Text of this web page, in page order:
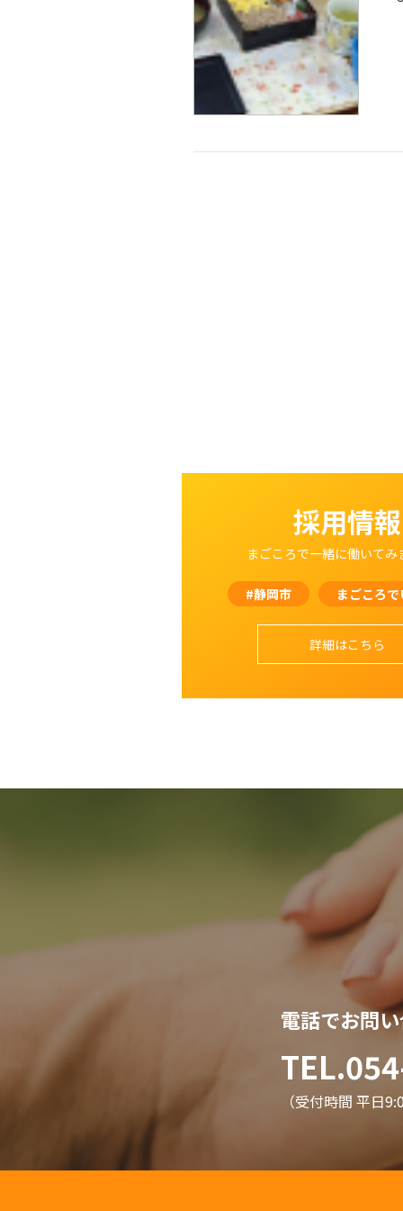
採用情報
まごころで一緒に働いてみ
#静岡市 まごころ
詳細はこちら
電話でお問
（受付時間 平日